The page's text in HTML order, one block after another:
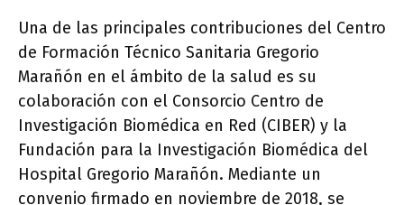
Una de las principales contribuciones del Centro
de Formación Técnico Sanitaria Gregorio
Marañón en el ámbito de la salud es su
colaboración con el Consorcio Centro de
Investigación Biomédica en Red (CIBER) y la
Fundación para la Investigación Biomédica del
Hospital Gregorio Marañón. Mediante un
convenio firmado en noviembre de 2018, se